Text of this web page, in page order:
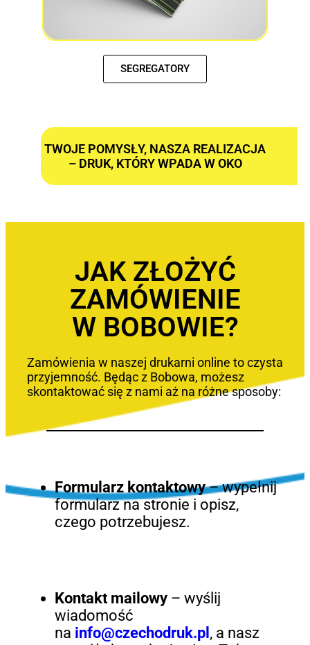
SEGREGATORY
TWOJE POMYSŁY, NASZA REALIZACJA
– DRUK, KTÓRY WPADA W OKO
JAK ZŁOŻYĆ
ZAMÓWIENIE
W BOBOWIE?
Zamówienia w naszej drukarni online to czysta
przyjemność. Będąc z Bobowa, możesz
skontaktować się z nami aż na różne sposoby:
Formularz kontaktowy– wypełnij
formularz na stronie i opisz,
czego potrzebujesz.
Kontakt mailowy– wyślij
wiadomość
na info@czechodruk.pl , a nasz